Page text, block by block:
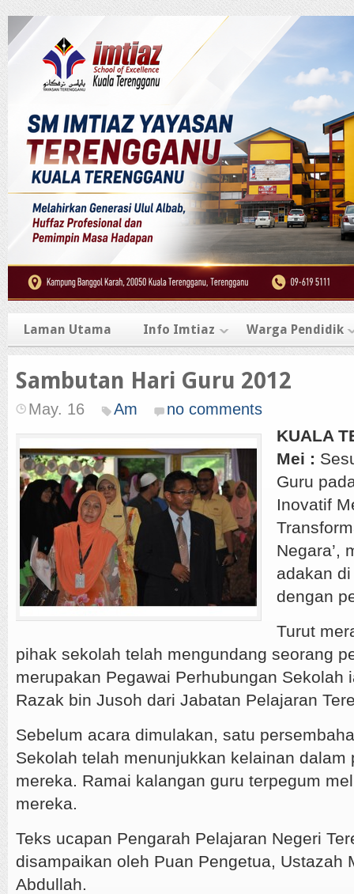
Laman Utama Info Imtiaz Warga Pendidik
Sambutan Hari Guru 2012
May. 16 Am no comments
KUALA
Mei :
Guru
Inovatif
Negara’,
adakan
dengan
Turut
pihak sekolah telah mengundang seorang
merupakan Pegawai Perhubungan Sekolah
Razak bin Jusoh dari Jabatan Pelajaran
Sebelum acara dimulakan, satu
Sekolah telah menunjukkan kelainan dalam
mereka. Ramai kalangan guru terpegum
mereka.
Teks ucapan Pengarah Pelajaran Negeri
disampaikan oleh Puan Pengetua, Ustazah
Abdullah.